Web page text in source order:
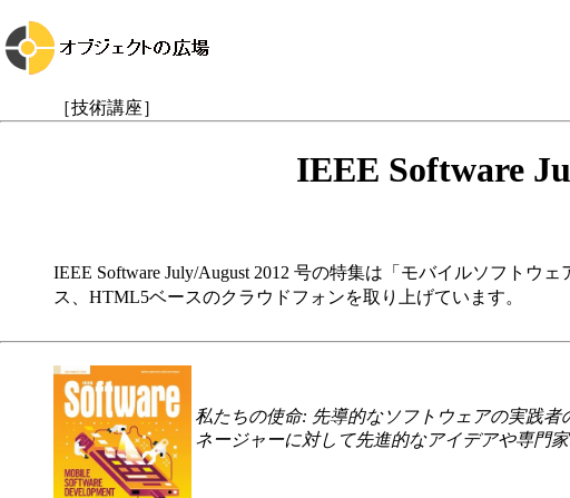
［技術講座］
IEEE Software
IEEE Software July/August 2012 号の特集は「モバイルソフト
ス、HTML5ベースのクラウドフォンを取り上げています。
私たちの使命: 先導的なソフトウェアの実践
ネージャーに対して先進的なアイデアや専門